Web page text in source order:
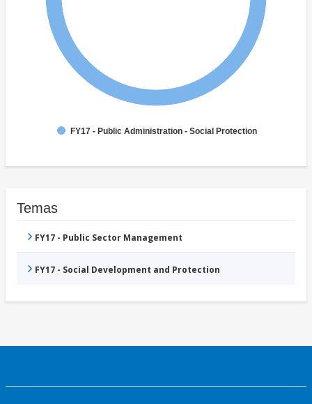
FY17 - Public Administration - Social Protection
Temas
FY17 - Public Sector Management
FY17 - Social Development and Protection